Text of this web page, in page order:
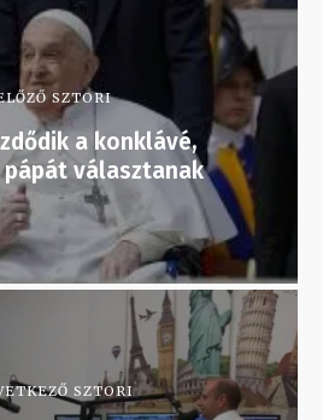
SZTORI
a konklávé,
pápát választanak
SZTORI